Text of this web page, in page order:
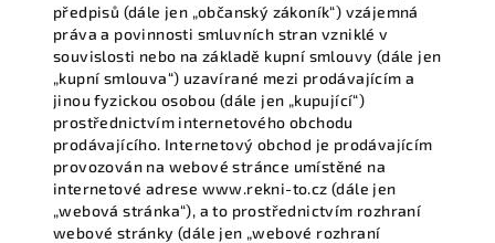
předpisů (dále jen „občanský zákoník“) vzájemná
práva a povinnosti smluvních stran vzniklé v
souvislosti nebo na základě kupní smlouvy (dále jen
„kupní smlouva“) uzavírané mezi prodávajícím a
jinou fyzickou osobou (dále jen „kupující“)
prostřednictvím internetového obchodu
prodávajícího. Internetový obchod je prodávajícím
provozován na webové stránce umístěné na
internetové adrese www.rekni-to.cz (dále jen
„webová stránka“), a to prostřednictvím rozhraní
webové stránky (dále jen „webové rozhraní